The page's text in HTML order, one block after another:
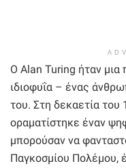
Ο Alan Turing ήταν μια
ιδιοφυΐα – ένας
του. Στη δεκαετία του
οραματίστηκε έναν
μπορούσαν να
Παγκοσμίου Πολέμου,